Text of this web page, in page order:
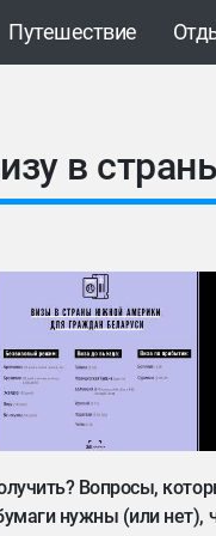
Путешествие
в
Вопросы,
нужны (или нет),